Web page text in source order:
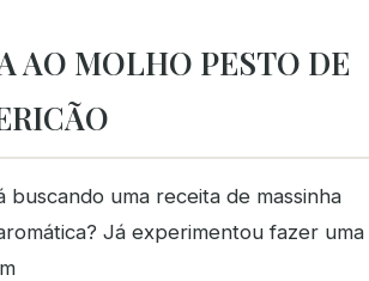
AO MOLHO PESTO DE
buscando uma receita de massinha
Já experimentou fazer uma